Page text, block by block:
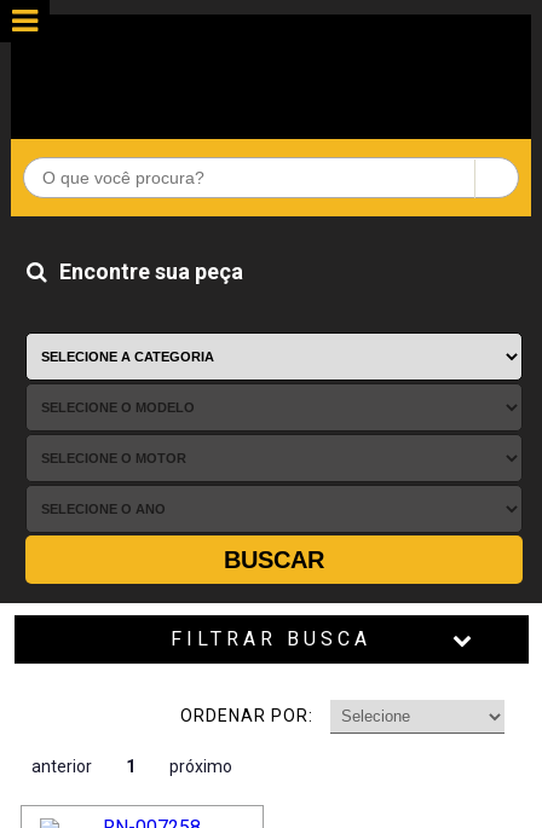
Encontre sua peça
BUSCAR
FILTRAR BUSCA
ORDENAR POR:
anterior 1 próximo